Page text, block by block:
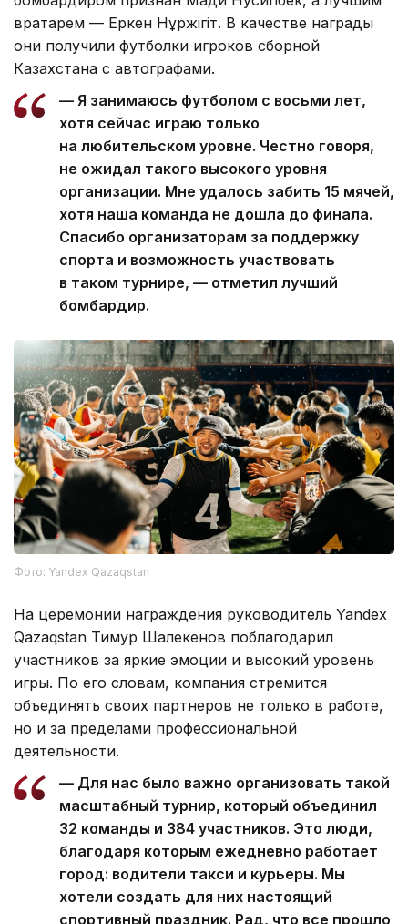
вратарем — Еркен Нұржiгiт. В качестве награды
они получили футболки игроков сборной
Казахстана с автографами.
— Я занимаюсь футболом с восьми лет,
хотя сейчас играю только
на любительском уровне. Честно говоря,
не ожидал такого высокого уровня
организации. Мне удалось забить 15 мячей,
хотя наша команда не дошла до финала.
Спасибо организаторам за поддержку
спорта и возможность участвовать
в таком турнире, — отметил лучший
бомбардир.
Фото: Yandex Qazaqstan
На церемонии награждения руководитель Yandex
Qazaqstan Тимур Шалекенов поблагодарил
участников за яркие эмоции и высокий уровень
игры. По его словам, компания стремится
объединять своих партнеров не только в работе,
но и за пределами профессиональной
деятельности.
— Для нас было важно организовать такой
масштабный турнир, который объединил
32 команды и 384 участников. Это люди,
благодаря которым ежедневно работает
город: водители такси и курьеры. Мы
хотели создать для них настоящий
спортивный праздник. Рад, что все прошло